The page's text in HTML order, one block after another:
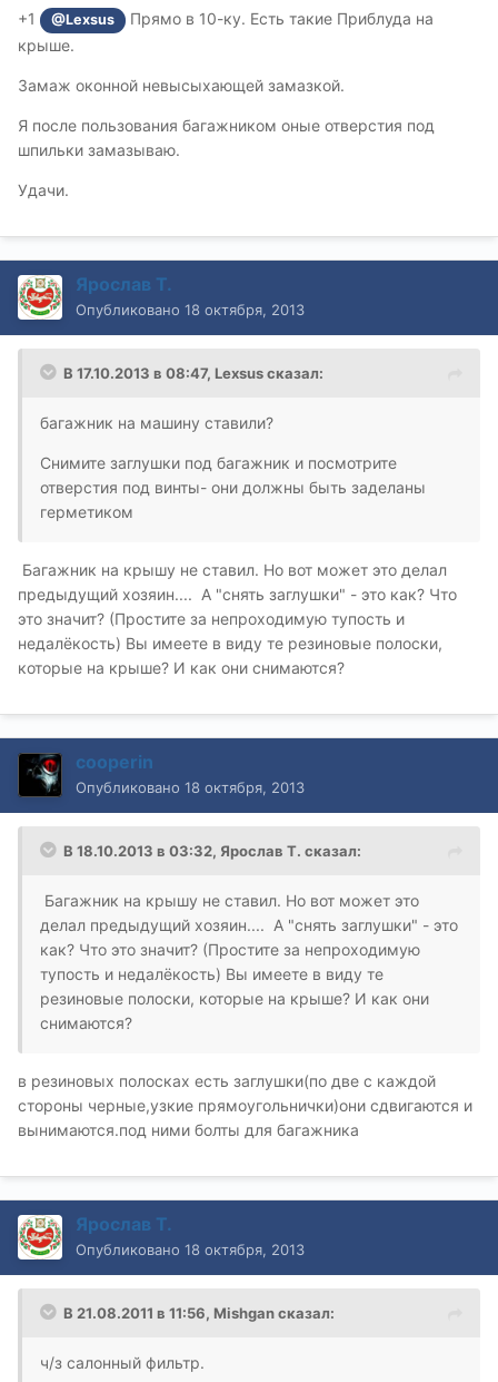
+1 @Lexsus
Прямо в 10-ку. Есть такие Приблуда на
крыше.
Замаж оконной невысыхающей замазкой.
Я после пользования багажником оные отверстия под
шпильки замазываю.
Удачи.
Ярослав Т.
Опубликовано 18 октября, 2013
В 17.10.2013 в 08:47, Lexsus сказал:
багажник на машину ставили?
Снимите заглушки под багажник и посмотрите
отверстия под винты- они должны быть заделаны
герметиком
Багажник на крышу не ставил. Но вот может это делал
предыдущий хозяин.... А "снять заглушки" - это как? Что
это значит? (Простите за непроходимую тупость и
недалёкость) Вы имеете в виду те резиновые полоски,
которые на крыше? И как они снимаются?
cooperin
Опубликовано 18 октября, 2013
В 18.10.2013 в 03:32, Ярослав Т. сказал:
Багажник на крышу не ставил. Но вот может это
делал предыдущий хозяин.... А "снять заглушки" - это
как? Что это значит? (Простите за непроходимую
тупость и недалёкость) Вы имеете в виду те
резиновые полоски, которые на крыше? И как они
снимаются?
в резиновых полосках есть заглушки(по две с каждой
стороны черные,узкие прямоугольнички)они сдвигаются и
вынимаются.под ними болты для багажника
Ярослав Т.
Опубликовано 18 октября, 2013
В 21.08.2011 в 11:56, Mishgan сказал:
ч/з салонный фильтр.